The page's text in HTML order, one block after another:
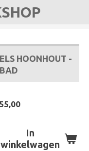
ELS HOONHOUT -
BAD
In
winkelwagen